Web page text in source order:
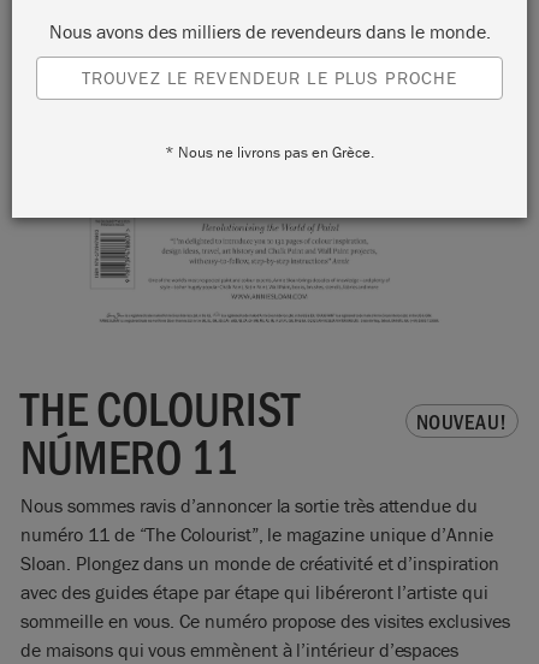
THE COLOURIST
NÚMERO 11
NOUVEAU!
Nous sommes ravis d’annoncer la sortie très attendue du
numéro 11 de “The Colourist”, le magazine unique d’Annie
Sloan. Plongez dans un monde de créativité et d’inspiration
avec des guides étape par étape qui libéreront l’artiste qui
sommeille en vous. Ce numéro propose des visites exclusives
de maisons qui vous emmènent à l’intérieur d’espaces
Nous avons des milliers de revendeurs dans le monde.
TROUVEZ LE REVENDEUR LE PLUS PROCHE
* Nous ne livrons pas en Grèce.